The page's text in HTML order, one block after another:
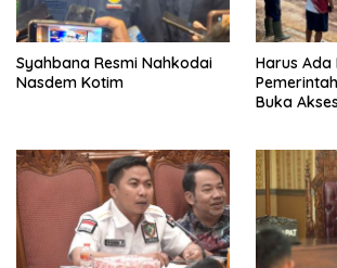
Syahbana Resmi Nahkodai
Nasdem Kotim
Harus
Buka